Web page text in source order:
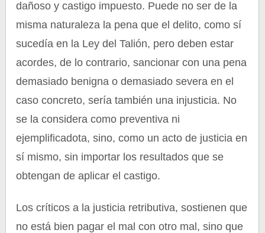
dañoso y castigo impuesto. Puede no ser de la
misma naturaleza la pena que el delito, como sí
sucedía en la Ley del Talión, pero deben estar
acordes, de lo contrario, sancionar con una pena
demasiado benigna o demasiado severa en el
caso concreto, sería también una injusticia. No
se la considera como preventiva ni
ejemplificadota, sino, como un acto de justicia en
sí mismo, sin importar los resultados que se
obtengan de aplicar el castigo.
Los críticos a la justicia retributiva, sostienen que
no está bien pagar el mal con otro mal, sino que